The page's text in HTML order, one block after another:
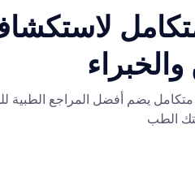
يضم أفضل المراجع الطبية
الطب